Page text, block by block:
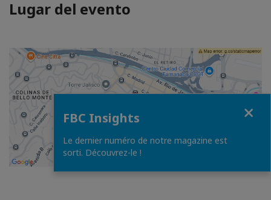
Lugar del evento
FBC Insights
Le dernier numéro de notre magazine est
sorti. Découvrez-le !